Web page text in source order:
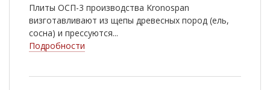
Плиты ОСП-3 производства Kronospan
визготавливают из щепы древесных пород (ель,
сосна) и прессуются...
Подробности